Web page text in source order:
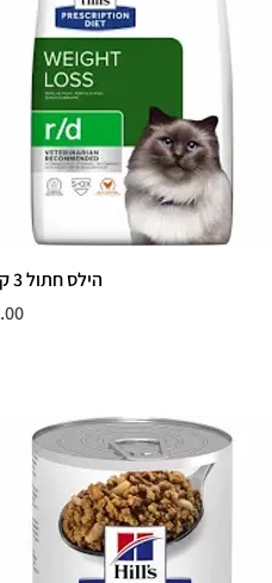
הילס חתול 3 ק"ג r/d
‏210.00 ‏₪